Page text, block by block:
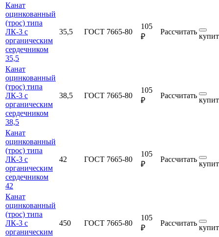
Канат
оцинкованный
(трос) типа
ЛК-3 с
органическим
сердечником
35,5
35,5 ГОСТ 7665-80
105
₽
Рассчитать
Канат
оцинкованный
(трос) типа
ЛК-3 с
органическим
сердечником
38,5
38,5 ГОСТ 7665-80
105
₽
Рассчитать
Канат
оцинкованный
(трос) типа
ЛК-3 с
органическим
сердечником
42
42 ГОСТ 7665-80
105
₽
Рассчитать
Канат
оцинкованный
(трос) типа
ЛК-3 с
органическим
450 ГОСТ 7665-80
105
₽
Рассчитать